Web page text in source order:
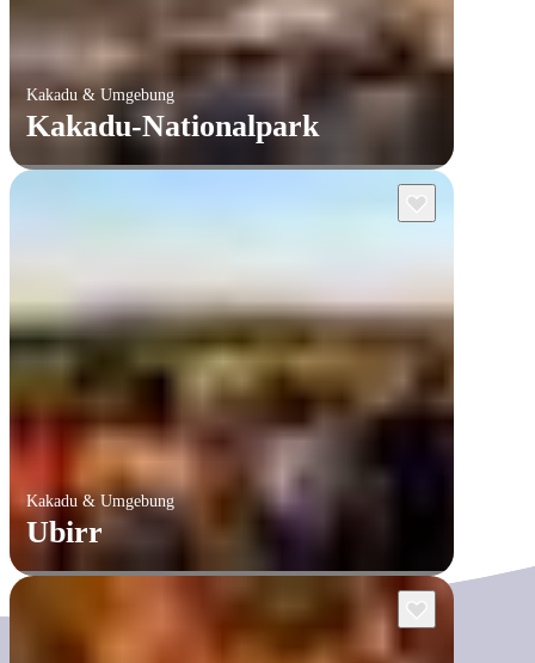
Kakadu & Umgebung
Kakadu-Nationalpark
Kakadu & Umgebung
Ubirr